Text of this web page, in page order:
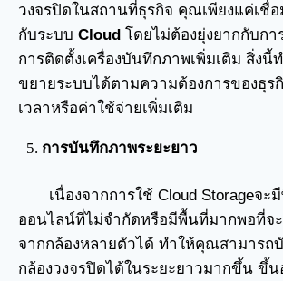
วงจรปิดในสถานที่ธุรกิจ คุณเพียงแค่เชื่
กับระบบ Cloud โดยไม่ต้องยุ่งยากกับกา
การติดตั้งเครื่องบันทึกภาพเพิ่มเติม สิ่ง
ขยายระบบได้ตามความต้องการของธุร
เวลาหรือค่าใช้จ่ายเพิ่มเติม
การบันทึกภาพระยะยาว
เนื่องจากการใช้ Cloud Storageจะ
ออนไลน์ที่ไม่จำกัดหรือมีพื้นที่มากพอที่จ
จากกล้องหลายตัวได้ ทำให้คุณสามารถ
กล้องวงจรปิดได้ในระยะยาวมากขึ้น ขึ้